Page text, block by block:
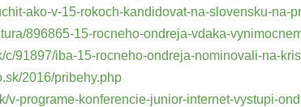
ako-v-15-rokoch-kandidovat-na-slovensku-
896865-15-rocneho-ondreja-vdaka-
c/91897/iba-15-rocneho-ondreja-nominovali-na-
2016/pribehy.php
v-programe-konferencie-junior-internet-vystupi-